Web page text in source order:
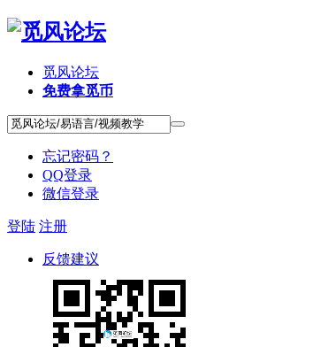
觅风论坛
免费拿觅币
忘记密码？
QQ登录
微信登录
登陆 注册
反馈建议